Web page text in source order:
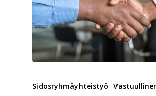
Sidosryhmäyhteistyö